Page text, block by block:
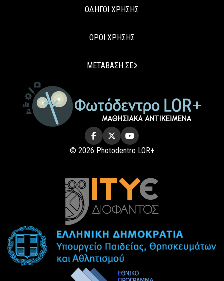
ΟΔΗΓΟΙ ΧΡΗΣΗΣ
ΟΡΟΙ ΧΡΗΣΗΣ
ΜΕΤΑΒΑΣΗ ΣΕ
© 2026 Photodentro LOR+